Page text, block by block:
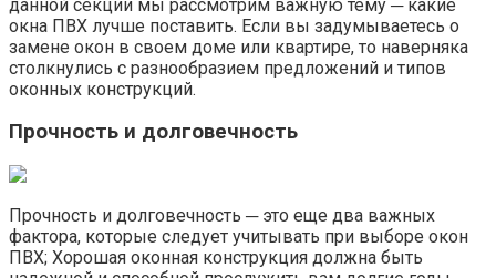
данной секции мы рассмотрим важную тему ─ какие
окна ПВХ лучше поставить.​ Если вы задумываетесь о
замене окон в своем доме или квартире, то наверняка
столкнулись с разнообразием предложений и типов
оконных конструкций.​
Прочность и долговечность
Прочность и долговечность ─ это еще два важных
фактора, которые следует учитывать при выборе окон
ПВХ; Хорошая оконная конструкция должна быть